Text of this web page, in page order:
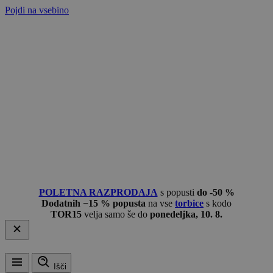
Pojdi na vsebino
POLETNA RAZPRODAJA s popusti do -50 %
Dodatnih −15 % popusta na vse torbice s kodo
TOR15 velja samo še do ponedeljka, 10. 8.
Išči